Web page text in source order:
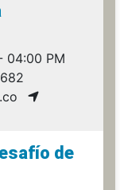
04:00 PM
de